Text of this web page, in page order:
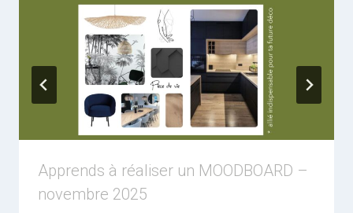
Apprends à réaliser un MOODBOARD –
novembre 2025